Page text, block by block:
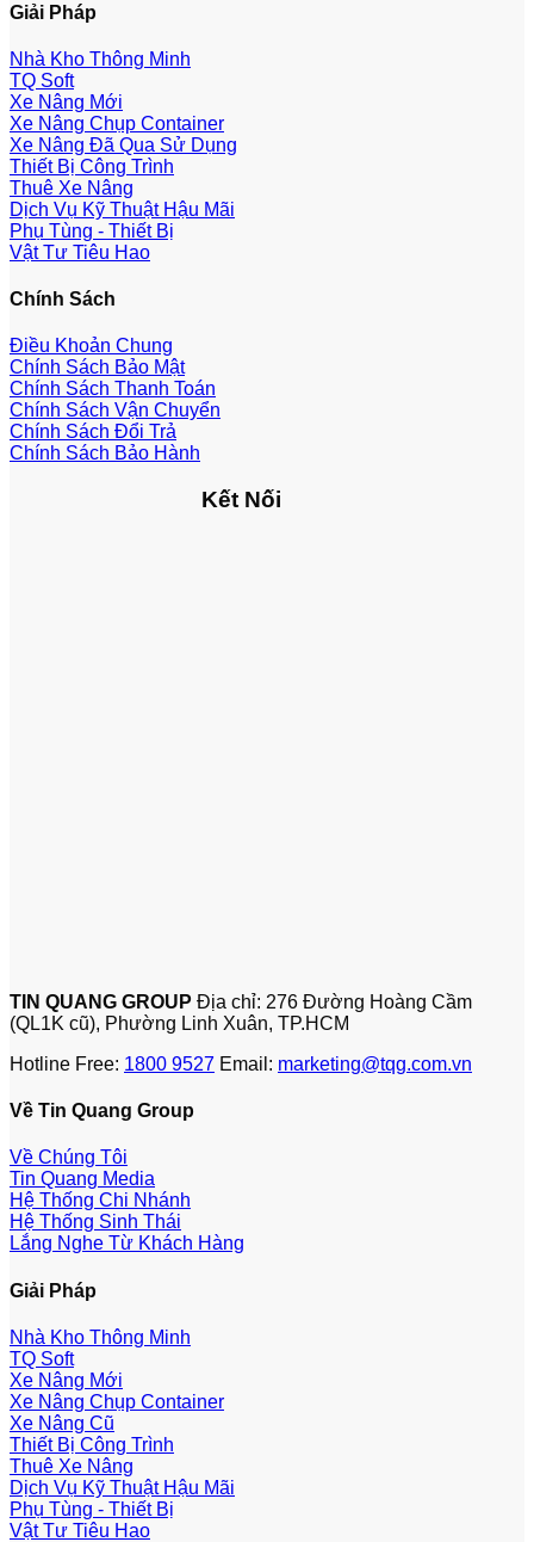
Giải Pháp
Nhà Kho Thông Minh
TQ Soft
Xe Nâng Mới
Xe Nâng Chụp Container
Xe Nâng Đã Qua Sử Dụng
Thiết Bị Công Trình
Thuê Xe Nâng
Dịch Vụ Kỹ Thuật Hậu Mãi
Phụ Tùng - Thiết Bị
Vật Tư Tiêu Hao
Chính Sách
Điều Khoản Chung
Chính Sách Bảo Mật
Chính Sách Thanh Toán
Chính Sách Vận Chuyển
Chính Sách Đổi Trả
Chính Sách Bảo Hành
Kết Nối
TIN QUANG GROUP Địa chỉ: 276 Đường Hoàng Cầm
(QL1K cũ), Phường Linh Xuân, TP.HCM
Hotline Free: 1800 9527 Email: marketing@tqg.com.vn
Về Tin Quang Group
Về Chúng Tôi
Tin Quang Media
Hệ Thống Chi Nhánh
Hệ Thống Sinh Thái
Lắng Nghe Từ Khách Hàng
Giải Pháp
Nhà Kho Thông Minh
TQ Soft
Xe Nâng Mới
Xe Nâng Chụp Container
Xe Nâng Cũ
Thiết Bị Công Trình
Thuê Xe Nâng
Dịch Vụ Kỹ Thuật Hậu Mãi
Phụ Tùng - Thiết Bị
Vật Tư Tiêu Hao